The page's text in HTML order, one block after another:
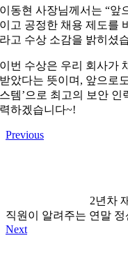
이동현 사장님께서는 “앞
이고 공정한 채용 제도를
라고 수상 소감을 밝히셨
이번 수상은 우리 회사가
받았다는 뜻이며, 앞으로
스템’으로 최고의 보안
력하겠습니다~!
Previous
2년차
직원이 알려주는 연말 정
Next